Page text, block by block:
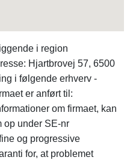
i region
Hjartbrovej 57, 6500
i følgende erhverv -
er anført til:
om firmaet, kan
op under SE-nr
og progressive
for, at problemet